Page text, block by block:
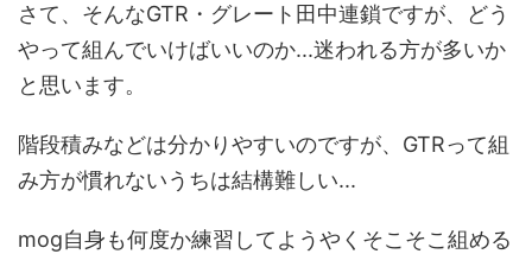
さて、そんなGTR・グレート田中連鎖ですが、どう
やって組んでいけばいいのか...迷われる方が多いか
と思います。
階段積みなどは分かりやすいのですが、GTRって組
み方が慣れないうちは結構難しい...
mog自身も何度か練習してようやくそこそこ組める